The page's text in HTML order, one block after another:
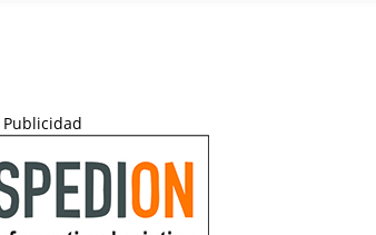
Publicidad